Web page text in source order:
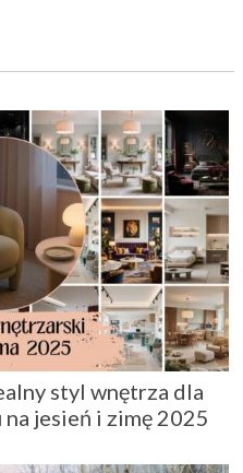
styl wnętrza dla
jesień i zimę 2025